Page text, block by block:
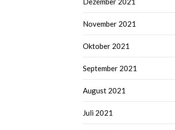
November 2021
Oktober 2021
September 2021
August 2021
Juli 2021